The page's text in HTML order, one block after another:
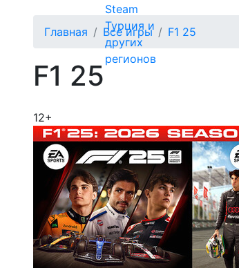
Steam
Турция и
других
регионов
Главная Все игры F1 25
F1 25
12+